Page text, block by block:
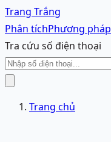
Trang Trắng
Phân tíchPhương pháp
Tra cứu số điện thoại
Trang chủ